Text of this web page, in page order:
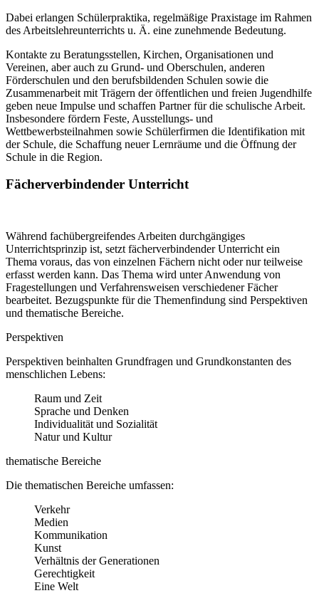
Dabei erlangen Schülerpraktika, regelmäßige Praxistage im Rahmen
des Arbeitslehreunterrichts u. Ä. eine zunehmende Bedeutung.
Kontakte zu Beratungsstellen, Kirchen, Organisationen und
Vereinen, aber auch zu Grund- und Oberschulen, anderen
Förderschulen und den berufsbildenden Schulen sowie die
Zusammenarbeit mit Trägern der öffentlichen und freien Jugendhilfe
geben neue Impulse und schaffen Partner für die schulische Arbeit.
Insbesondere fördern Feste, Ausstellungs- und
Wettbewerbsteilnahmen sowie Schülerfirmen die Identifikation mit
der Schule, die Schaffung neuer Lernräume und die Öffnung der
Schule in die Region.
Fächerverbindender Unterricht
Während fachübergreifendes Arbeiten durchgängiges
Unterrichtsprinzip ist, setzt fächerverbindender Unterricht ein
Thema voraus, das von einzelnen Fächern nicht oder nur teilweise
erfasst werden kann. Das Thema wird unter Anwendung von
Fragestellungen und Verfahrensweisen verschiedener Fächer
bearbeitet. Bezugspunkte für die Themenfindung sind Perspektiven
und thematische Bereiche.
Perspektiven
Perspektiven beinhalten Grundfragen und Grundkonstanten des
menschlichen Lebens:
Raum und Zeit
Sprache und Denken
Individualität und Sozialität
Natur und Kultur
thematische Bereiche
Die thematischen Bereiche umfassen:
Verkehr
Medien
Kommunikation
Kunst
Verhältnis der Generationen
Gerechtigkeit
Eine Welt